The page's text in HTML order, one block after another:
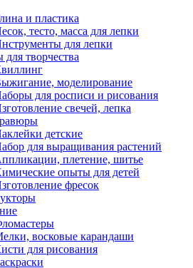
и пластика
тесто, масса для лепки
для лепки
творчества
моделирование
для росписи и рисования
свечей, лепка
детские
для выращивания растений
плетение, шитье
опыты для детей
фресок
восковые карандаши
для рисования